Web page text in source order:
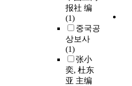
报社 编
(1)
중국공
상보사
(1)
张小
奕, 杜东
亚 主编